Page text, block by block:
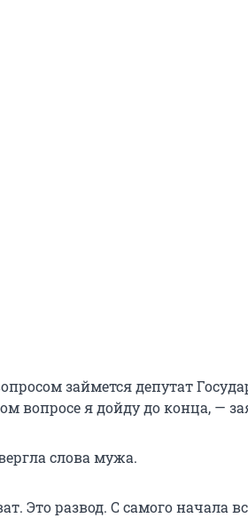
займется депутат
вопросе я дойду до конца, —
слова мужа.
Это развод. С самого начала